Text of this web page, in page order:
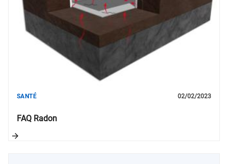
FAQ Radon
SANTÉ 02/02/2023